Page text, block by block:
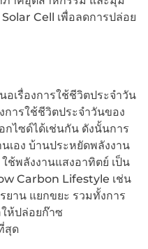
Cell เพื่อลดการปล่อย
อเรื่องการใช้ชีวิตประจำวัน
ารใช้ชีวิตประจำวันของ
กไซด์ได้เช่นกัน ดังนั้นการ
เอง บ้านประหยัดพลังงาน
ช้พลังงานแสงอาทิตย์ เป็น
Carbon Lifestyle เช่น
าน แยกขยะ รวมทั้งการ
ห้ปล่อยก๊าซ
สุด